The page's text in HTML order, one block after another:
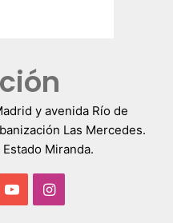
y avenida Río de
Las Mercedes.
Miranda.
YouTubeInstagram